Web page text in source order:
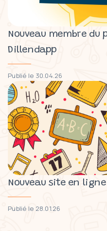
Nouveau membre du
Dillendapp
Publié le 30.04.26
Nouveau site en ligne
Publié le 28.01.26